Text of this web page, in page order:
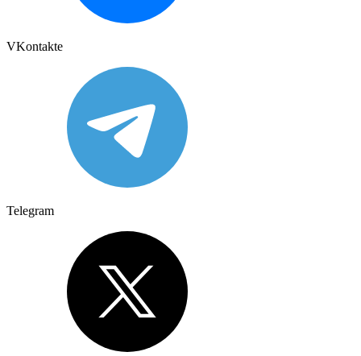
VKontakte
Telegram